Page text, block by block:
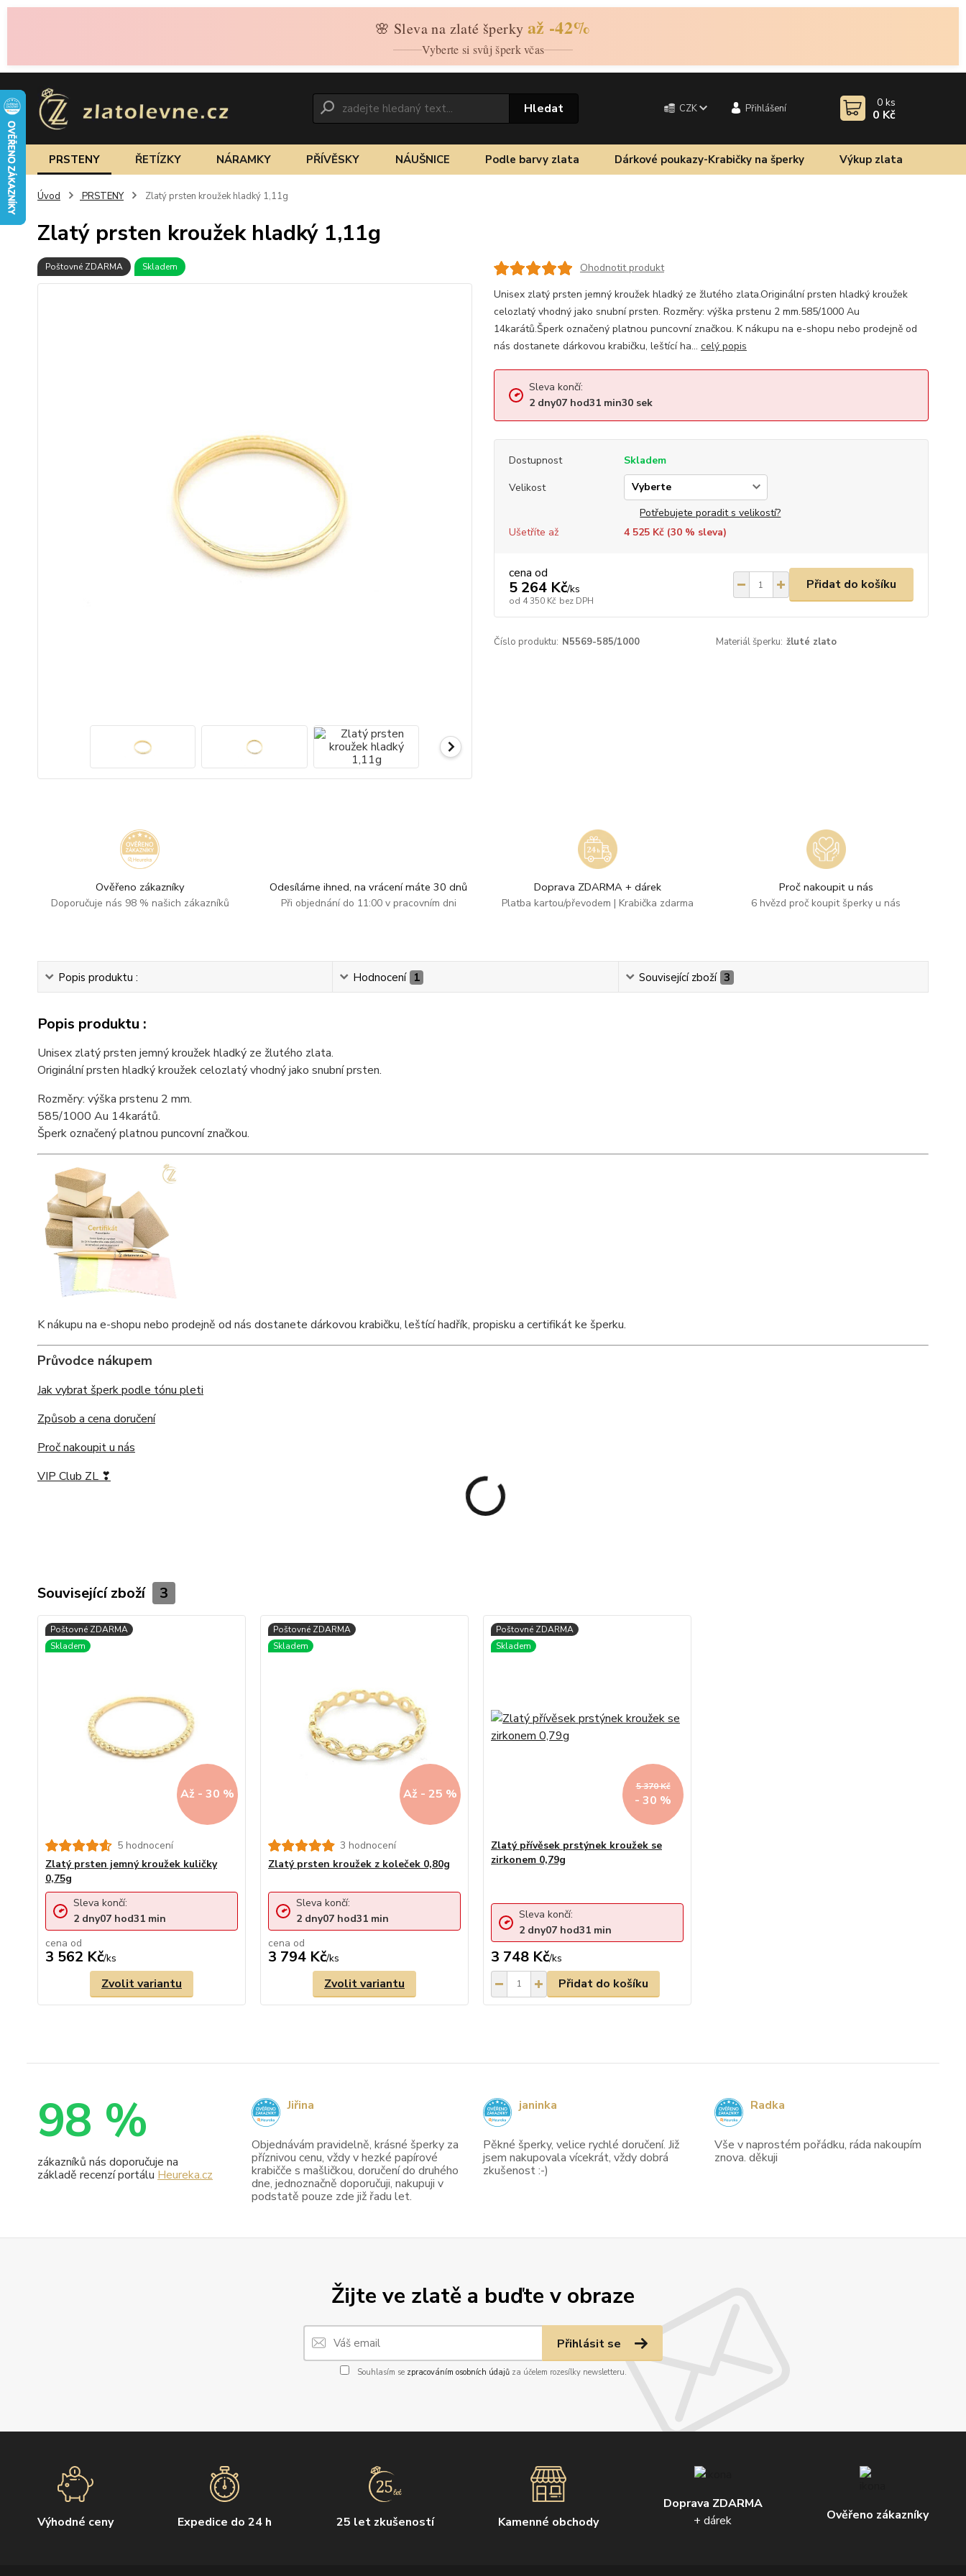
🌸 Sleva na zlaté šperky až -42%
Vyberte si svůj šperk včas
CZK Přihlášení
Hledat 0 ks
0 Kč
PRSTENY ŘETÍZKY NÁRAMKY PŘÍVĚSKY NÁUŠNICE Podle barvy zlata Dárkové poukazy-Krabičky na šperky Výkup zlata
Úvod PRSTENY Zlatý prsten kroužek hladký 1,11g
Zlatý prsten kroužek hladký 1,11g
Poštovné ZDARMA Skladem
Ohodnotit produkt
Unisex zlatý prsten jemný kroužek hladký ze žlutého zlata.Originální prsten hladký kroužek
celozlatý vhodný jako snubní prsten. Rozměry: výška prstenu 2 mm.585/1000 Au
14karátů.Šperk označený platnou puncovní značkou. K nákupu na e-shopu nebo prodejně od
nás dostanete dárkovou krabičku, leštící ha... celý popis
Sleva končí:
2 dny07hod31min29sek
Dostupnost
Skladem
Velikost
Potřebujete poradit s velikostí?
Ušetříte až
4 525 Kč (30% sleva)
cena od
5 264 Kč/ks
od 4 350 Kč bez DPH
Přidat do košíku
Číslo produktu: N5569-585/1000 Materiál šperku: žluté zlato
Ověřeno zákazníky
Doporučuje nás 98 % našich zákazníků
Odesíláme ihned, na vrácení máte 30 dnů
Při objednání do 11:00 v pracovním dni
Doprava ZDARMA + dárek
Platba kartou/převodem | Krabička zdarma
Proč nakoupit u nás
6 hvězd proč koupit šperky u nás
Popis produktu : Hodnocení 1 Související zboží 3
Popis produktu :
Unisex zlatý prsten jemný kroužek hladký ze žlutého zlata.
Originální prsten hladký kroužek celozlatý vhodný jako snubní prsten.
Rozměry: výška prstenu 2 mm.
585/1000 Au 14karátů.
Šperk označený platnou puncovní značkou.
K nákupu na e-shopu nebo prodejně od nás dostanete dárkovou krabičku, leštící hadřík, propisku a certifikát ke šperku.
Průvodce nákupem
Jak vybrat šperk podle tónu pleti
Způsob a cena doručení
Proč nakoupit u nás
VIP Club ZL ❣
Související zboží 3
Až - 30 %
5 hodnocení
Zlatý prsten jemný kroužek kuličky
0,75g
cena od
3 562 Kč/ks
Sleva končí:
2 dny07 hod31 min
Zvolit variantu
Až - 25 %
3 hodnocení
Zlatý prsten kroužek z koleček 0,80g
cena od
3 794 Kč/ks
Sleva končí:
2 dny07 hod31 min
Zvolit variantu
5 370 Kč
- 30 %
Zlatý přívěsek prstýnek kroužek se
zirkonem 0,79g
3 748 Kč/ks
Sleva končí:
2 dny07 hod31 min
Přidat do košíku
Žijte ve zlatě a buďte v obraze
Přihlásit se
Souhlasím se zpracováním osobních údajůza účelem rozesílky newsletteru.
Výhodné ceny Expedice do 24 h 25 let zkušeností Kamenné obchody
Doprava ZDARMA
+ dárek
Ověřeno zákazníky
98 %
zákazníků nás doporučuje na
základě recenzí portálu Heureka.cz
Objednávám pravidelně, krásné šperky za
příznivou cenu, vždy v hezké papírové
krabičče s mašličkou, doručení do druhého
dne, jednoznačně doporučuji, nakupuji v
podstatě pouze zde již řadu let.
Jiřina
Pěkné šperky, velice rychlé doručení. Již
jsem nakupovala vícekrát, vždy dobrá
zkušenost :-)
janinka
Vše v naprostém pořádku, ráda nakoupím
znova. děkuji
Radka